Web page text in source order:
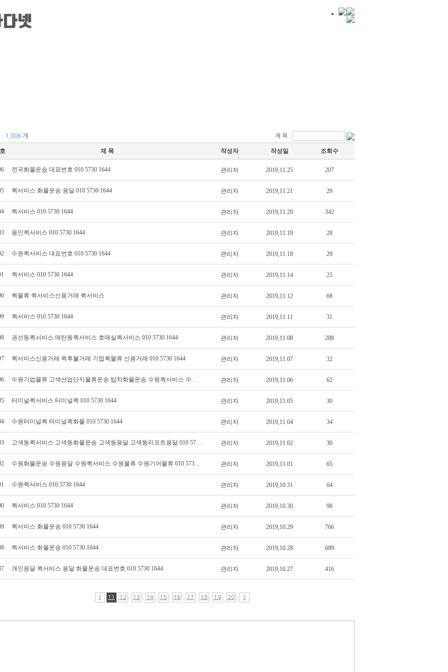
: 1,006 개 제 목 :
제 목 작성자 작성일 조회수
전국화물운송 대표번호 010 5730 1644 관리자 2019,11.25 207
퀵서비스 화물운송 용달 010 5730 1644 관리자 2019,11.21 29
퀵서비스 010 5730 1644 관리자 2019,11.20 342
용인퀵서비스 010 5730 1644 관리자 2019,11.19 28
수원퀵서비스 대표번호 010 5730 1644 관리자 2019,11.18 29
퀵서비스 010 5730 1644 관리자 2019,11.14 25
퀵물류 퀵서비스신용거래 퀵서비스 관리자 2019,11.12 68
퀵서비스 010 5730 1644 관리자 2019,11.11 31
권선동퀵서비스 매탄동퀵서비스 호매실퀵서비스 010 5730 1644 관리자 2019,11.08 288
퀵서비스신용거래 퀵후불거래 기업퀵물류 신용거래 010 5730 1644 관리자 2019,11.07 32
수원기업물류 고색산업단지물류운송 탑차화물운송 수원퀵서비스 수원퀵 010 5730 1644 관리자 2019,11.06 62
터미널퀵서비스 터미널퀵 010 5730 1644 관리자 2019,11.05 30
수원터미널퀵 터미널퀵화물 010 5730 1644 관리자 2019,11.04 34
고색동퀵서비스 고색동화물운송 고색동용달 고색동리프트용달 010 5730 1644 관리자 2019,11.02 30
수원화물운송 수원용달 수원퀵서비스 수원물류 수원기어물류 010 5730 1644 관리자 2019,11.01 65
수원퀵서비스 010 5730 1644 관리자 2019,10.31 64
퀵서비스 010 5730 1644 관리자 2019,10.30 98
퀵서비스 화물운송 010 5730 1644 관리자 2019,10.29 766
퀵서비스 화물운송 010 5730 1644 관리자 2019,10.28 699
개인용달 퀵서비스 용달 화물운송 대표번호 010 5730 1644 관리자 2019,10.27 416
< 11 12 13 14 15 16 17 18 19 20 >